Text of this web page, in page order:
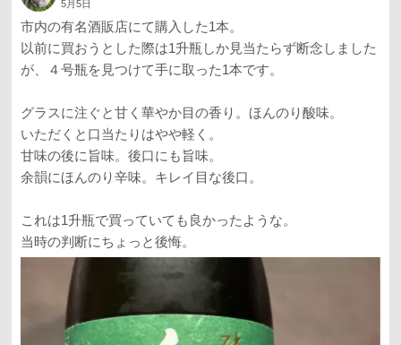
5月5日
市内の有名酒販店にて購入した1本。
以前に買おうとした際は1升瓶しか見当たらず断念しました
が、４号瓶を見つけて手に取った1本です。
グラスに注ぐと甘く華やか目の香り。ほんのり酸味。
いただくと口当たりはやや軽く。
甘味の後に旨味。後口にも旨味。
余韻にほんのり辛味。キレイ目な後口。
これは1升瓶で買っていても良かったような。
当時の判断にちょっと後悔。